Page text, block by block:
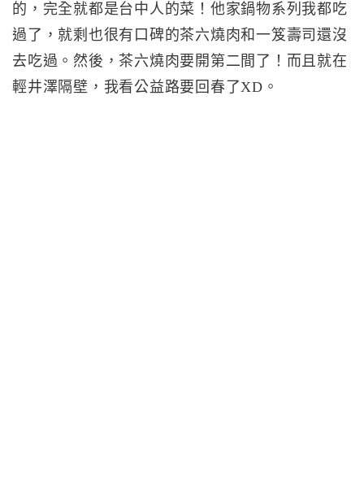
的，完全就都是台中人的菜！他家鍋物系列我都吃
過了，就剩也很有口碑的茶六燒肉和一笈壽司還沒
去吃過。然後，茶六燒肉要開第二間了！而且就在
輕井澤隔壁，我看公益路要回春了XD。